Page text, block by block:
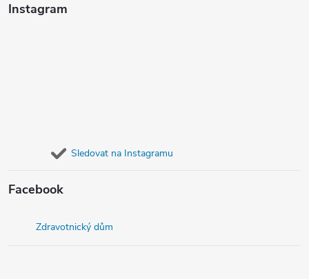
Instagram
Sledovat na Instagramu
Facebook
Zdravotnický dům